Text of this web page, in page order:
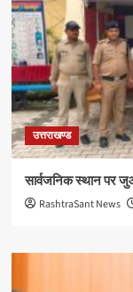
उत्तराखण्ड
सार्वजनिक स्थान पर
RashtraSant News